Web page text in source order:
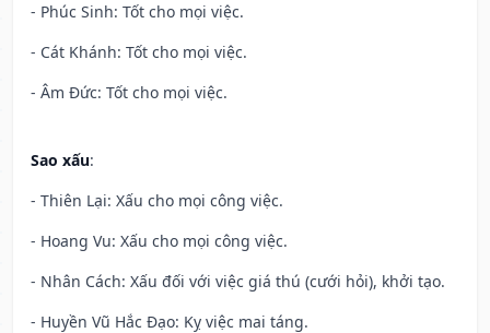
- Phúc Sinh: Tốt cho mọi việc.
- Cát Khánh: Tốt cho mọi việc.
- Âm Đức: Tốt cho mọi việc.
Sao xấu:
- Thiên Lại: Xấu cho mọi công việc.
- Hoang Vu: Xấu cho mọi công việc.
- Nhân Cách: Xấu đối với việc giá thú (cưới hỏi), khởi tạo.
- Huyền Vũ Hắc Đạo: Kỵ việc mai táng.